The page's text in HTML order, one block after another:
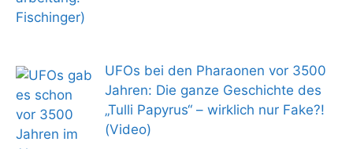
UFOs bei den Pharaonen vor 3500
Jahren: Die ganze Geschichte des
„Tulli Papyrus“ – wirklich nur Fake?!
(Video)